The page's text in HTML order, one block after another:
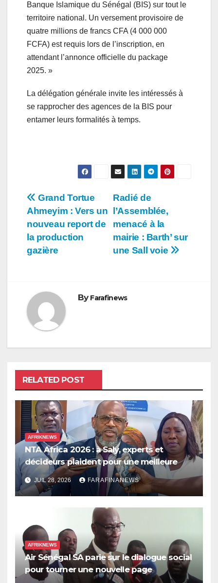
Banque Islamique du Sénégal (BIS) sur tout le
territoire national. Un versement provisoire de
quatre millions de francs CFA (4 000 000
FCFA) est requis lors de l’inscription, en
attendant l’annonce officielle du package
2025. »
La délégation générale invite les intéressés à
se rapprocher des agences de la BIS pour
entamer leurs formalités à temps.
Navigation
de
l’article
Radié de
l’Assemblée,
menacé à la
mairie : Barth’ sur
une Sall voie
​Grand Tortue
Ahmeyim : Vers un
nouveau report de
la production
gazière
By Farafinews
RELATED POST
AFRIKNEWS
NTA Africa 2026 : à Saly, experts et
décideurs plaident pour une meilleure
prise en compte de l’économie des soins
en Afrique
JUIL 28, 2026 FARAFINANEWS
AFRIKNEWS
Air Sénégal SA parie sur le dialogue social
pour tourner une nouvelle page